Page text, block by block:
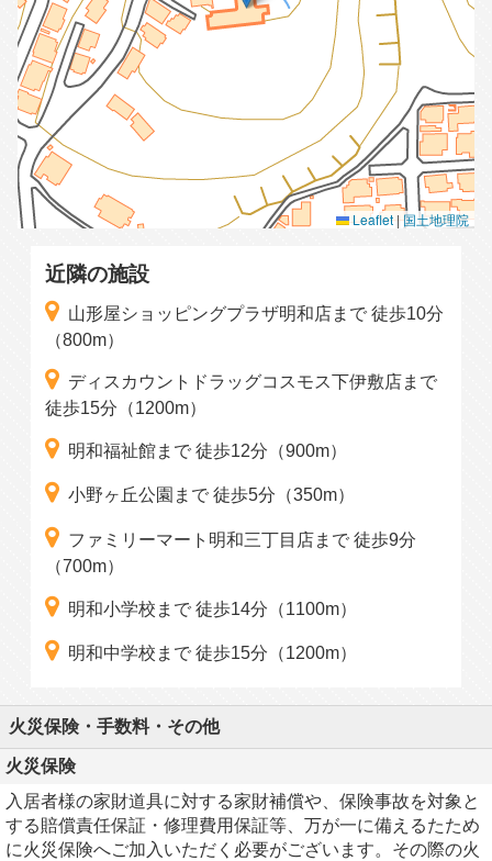
Leaflet|国土地理院
近隣の施設
山形屋ショッピングプラザ明和店まで 徒歩10分
（800m）
ディスカウントドラッグコスモス下伊敷店まで
徒歩15分（1200m）
明和福祉館まで 徒歩12分（900m）
小野ヶ丘公園まで 徒歩5分（350m）
ファミリーマート明和三丁目店まで 徒歩9分
（700m）
明和小学校まで 徒歩14分（1100m）
明和中学校まで 徒歩15分（1200m）
火災保険・手数料・その他
火災保険
入居者様の家財道具に対する家財補償や、保険事故を対象と
する賠償責任保証・修理費用保証等、万が一に備えるたため
に火災保険へご加入いただく必要がございます。その際の火